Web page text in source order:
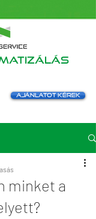
Ajánlatot kérek
minket a